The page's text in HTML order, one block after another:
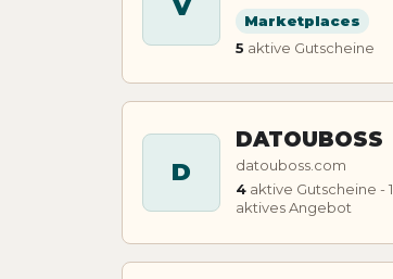
V
Marketplaces
5 aktive Gutscheine
D
DATOUBOSS
datouboss.com
4 aktive Gutscheine - 1
aktives Angebot